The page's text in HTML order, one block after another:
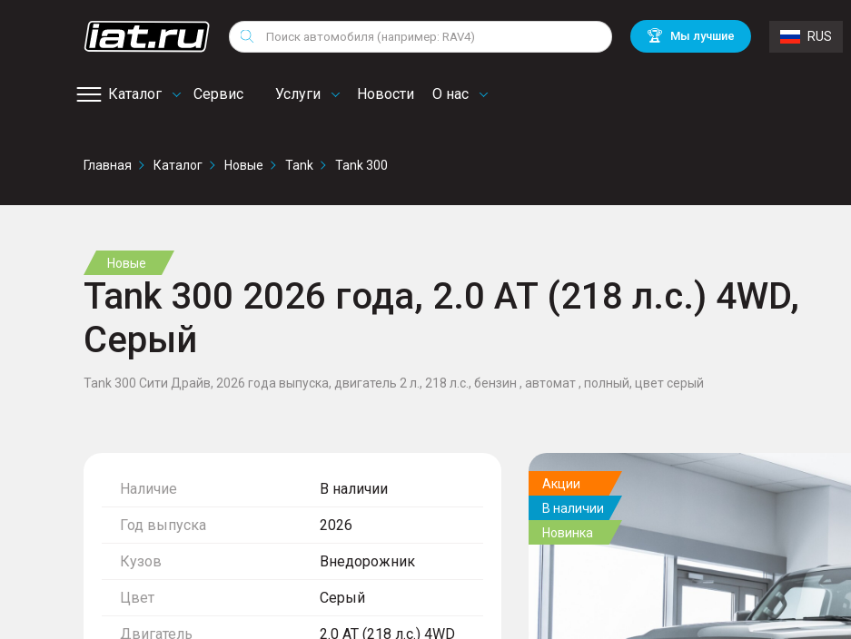
Поиск 🏆 Мы лучшие RUS
Каталог Сервис
сервис
Услуги Новости О нас
Снегоходы
Квадроциклы
Volkswagen
Mitsubishi BMW
Audi
Chevrolet Mercedes Benz
Главная Каталог Новые Tank Tank 300
Новые
Tank 300 2026 года, 2.0 AT (218 л.с.) 4WD,
Серый
Tank 300 Сити Драйв, 2026 года выпуска, двигатель 2 л., 218 л.с., бензин , автомат , полный, цвет серый
Наличие В наличии
Год выпуска 2026
Кузов Внедорожник
Цвет Серый
Двигатель 2.0 AT (218 л.с.) 4WD
Акции
В наличии
Новинка